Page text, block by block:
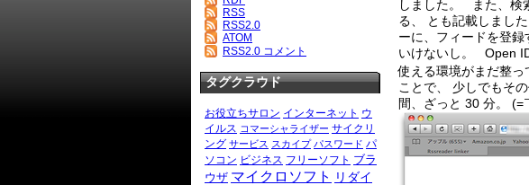
しました。 また、検
る、 とも記載しまし
ーに、フィードを登
いけないし。 Open
使える環境がまだ整
ことで、 少しでもそ
間、ざっと 30 分。
RSS
RSS2.0
ATOM
RSS2.0 コメント
タグクラウド
お役立ちサロン インターネット ウ
イルス コマーシャライザー サイクリ
ング サービス スカイプ パスワード パ
ソコン ビジネス フリーソフト ブラ
ウザ マイクロソフト
リダイ